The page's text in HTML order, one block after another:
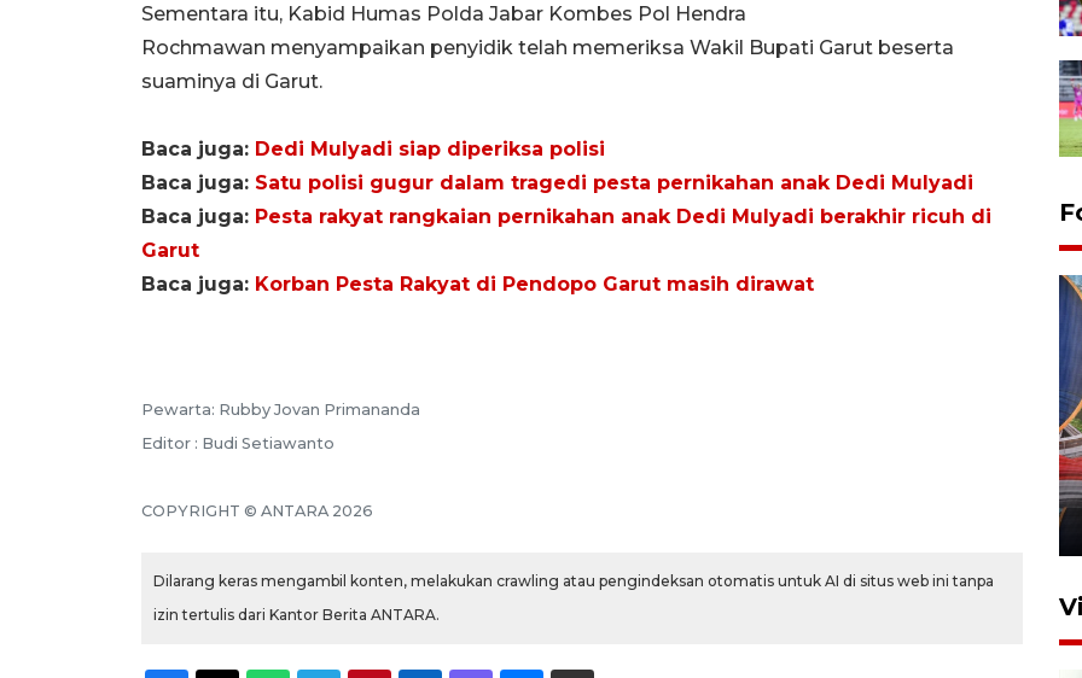
Sementara itu, Kabid Humas Polda Jabar Kombes Pol Hendra
Rochmawan menyampaikan penyidik telah memeriksa Wakil Bupati Garut beserta
suaminya di Garut.
Baca juga: Dedi Mulyadi siap diperiksa polisi
Baca juga: Satu polisi gugur dalam tragedi pesta pernikahan anak Dedi Mulyadi
Baca juga: Pesta rakyat rangkaian pernikahan anak Dedi Mulyadi berakhir ricuh di
Garut
Baca juga: Korban Pesta Rakyat di Pendopo Garut masih dirawat
Pewarta: Rubby Jovan Primananda
Editor : Budi Setiawanto
COPYRIGHT © ANTARA 2026
Dilarang keras mengambil konten, melakukan crawling atau pengindeksan otomatis untuk AI di situs web ini tanpa
izin tertulis dari Kantor Berita ANTARA.